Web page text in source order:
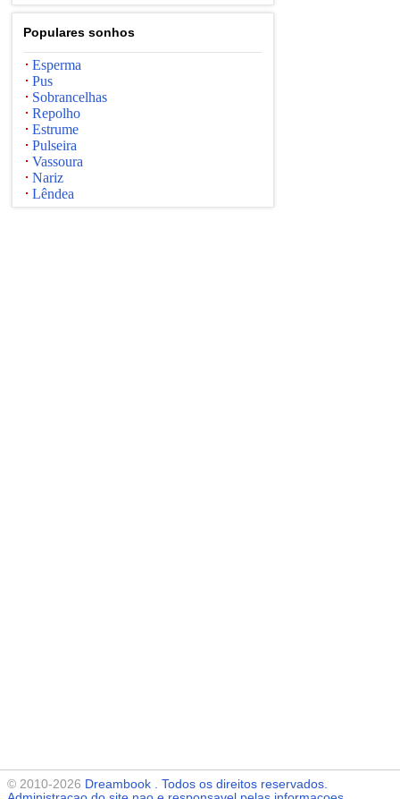
Populares sonhos
Esperma
Pus
Sobrancelhas
Repolho
Estrume
Pulseira
Vassoura
Nariz
Lêndea
© 2010-2026 Dreambook . Todos os direitos reservados.